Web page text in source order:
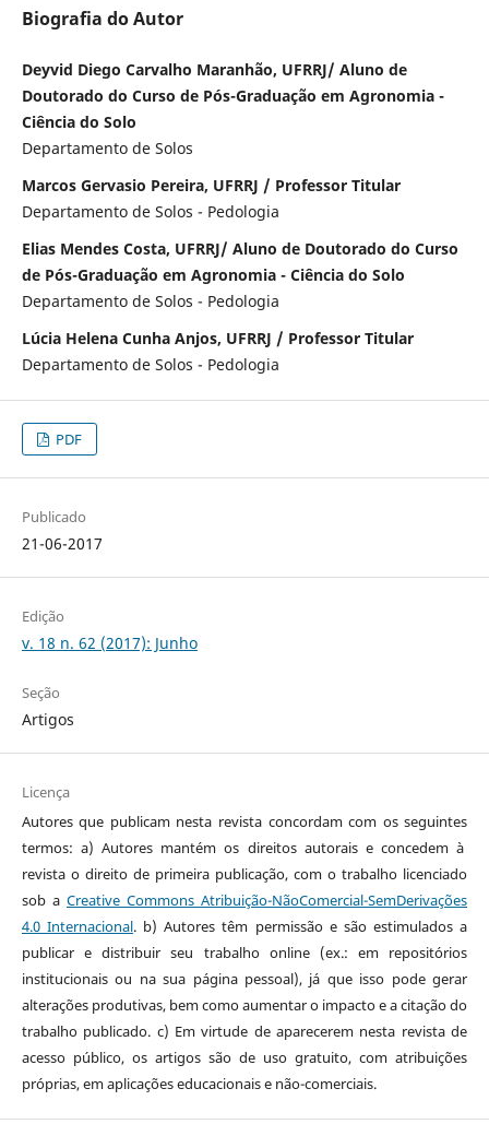
Biografia do Autor
Deyvid Diego Carvalho Maranhão, UFRRJ/ Aluno de
Doutorado do Curso de Pós-Graduação em Agronomia -
Ciência do Solo
Departamento de Solos
Marcos Gervasio Pereira, UFRRJ / Professor Titular
Departamento de Solos - Pedologia
Elias Mendes Costa, UFRRJ/ Aluno de Doutorado do Curso
de Pós-Graduação em Agronomia - Ciência do Solo
Departamento de Solos - Pedologia
Lúcia Helena Cunha Anjos, UFRRJ / Professor Titular
Departamento de Solos - Pedologia
PDF
Publicado
21-06-2017
Edição
v. 18 n. 62 (2017): Junho
Seção
Artigos
Licença
Autores que publicam nesta revista concordam com os seguintes
termos: a) Autores mantém os direitos autorais e concedem à
revista o direito de primeira publicação, com o trabalho licenciado
sob a Creative Commons Atribuição-NãoComercial-SemDerivações
4.0 Internacional. b) Autores têm permissão e são estimulados a
publicar e distribuir seu trabalho online (ex.: em repositórios
institucionais ou na sua página pessoal), já que isso pode gerar
alterações produtivas, bem como aumentar o impacto e a citação do
trabalho publicado. c) Em virtude de aparecerem nesta revista de
acesso público, os artigos são de uso gratuito, com atribuições
próprias, em aplicações educacionais e não-comerciais.